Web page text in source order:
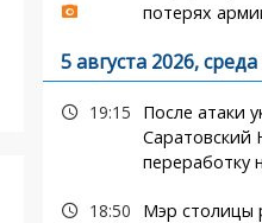
потерях
5 августа 2026, среда
19:15
После атаки
Саратовский
переработку
18:50
Мэр столицы